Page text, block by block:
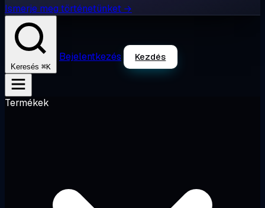
Ismerje meg történetünket →
Keresés ⌘K
Bejelentkezés Kezdés
Termékek